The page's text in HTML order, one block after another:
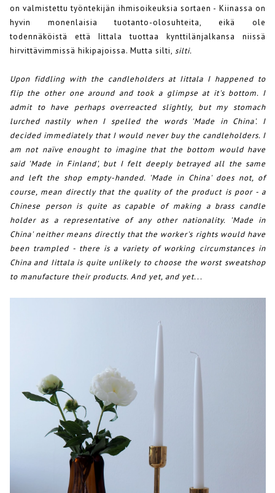
on valmistettu työntekijän ihmisoikeuksia sortaen - Kiinassa on
hyvin monenlaisia tuotanto-olosuhteita, eikä ole
todennäköistä että Iittala tuottaa kynttilänjalkansa niissä
hirvittävimmissä hikipajoissa. Mutta silti, silti.
Upon fiddling with the candleholders at Iittala I happened to
flip the other one around and took a glimpse at it's bottom. I
admit to have perhaps overreacted slightly, but my stomach
lurched nastily when I spelled the words 'Made in China'. I
decided immediately that I would never buy the candleholders. I
am not naïve enought to imagine that the bottom would have
said 'Made in Finland', but I felt deeply betrayed all the same
and left the shop empty-handed. 'Made in China' does not, of
course, mean directly that the quality of the product is poor - a
Chinese person is quite as capable of making a brass candle
holder as a representative of any other nationality. 'Made in
China' neither means directly that the worker's rights would have
been trampled - there is a variety of working circumstances in
China and Iittala is quite unlikely to choose the worst sweatshop
to manufacture their products. And yet, and yet...